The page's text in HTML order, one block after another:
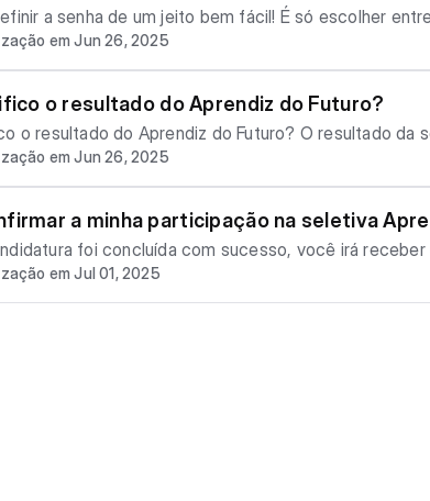
a senha de um jeito bem fácil! É só escolher
a mensagem “Seu email foi cadastrado com google ou faceb
recuperar a senha pelo nosso sistema.
não será possível redefinir a senha. Nesse caso,
em Jun 26, 2025
o resultado do Aprendiz do Futuro?
do Futuro? O resultado da seletiva será divulgado exclusivamente no site oficial:https://apr
conforme o cronograma disponível na
em Jun 26, 2025
a minha participação na seletiva
foi concluída com sucesso, você irá receber
recebido esse e-mail, recomendamos que retorne à
Além disso, confira a caixa de spam ou lixo eletrônico. Dúvidas você também pode
em Jul 01, 2025